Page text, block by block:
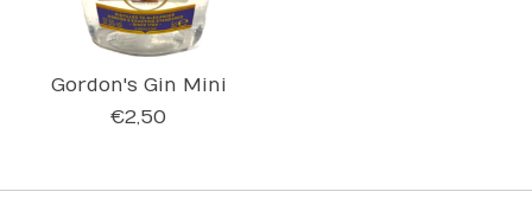
Gordon's Gin Mini
€2,50